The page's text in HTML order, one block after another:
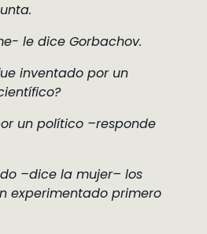
le dice Gorbachov.
inventado por un
un político –responde
–dice la mujer– los
experimentado primero